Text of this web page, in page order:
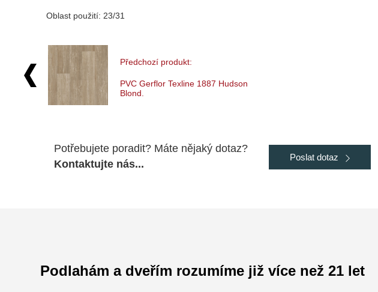
Oblast použití: 23/31
Předchozí produkt:
PVC Gerflor Texline 1887 Hudson
Blond.
Potřebujete poradit? Máte nějaký dotaz?
Kontaktujte nás...
Poslat dotaz
Podlahám a dveřím rozumíme již více než 21 let